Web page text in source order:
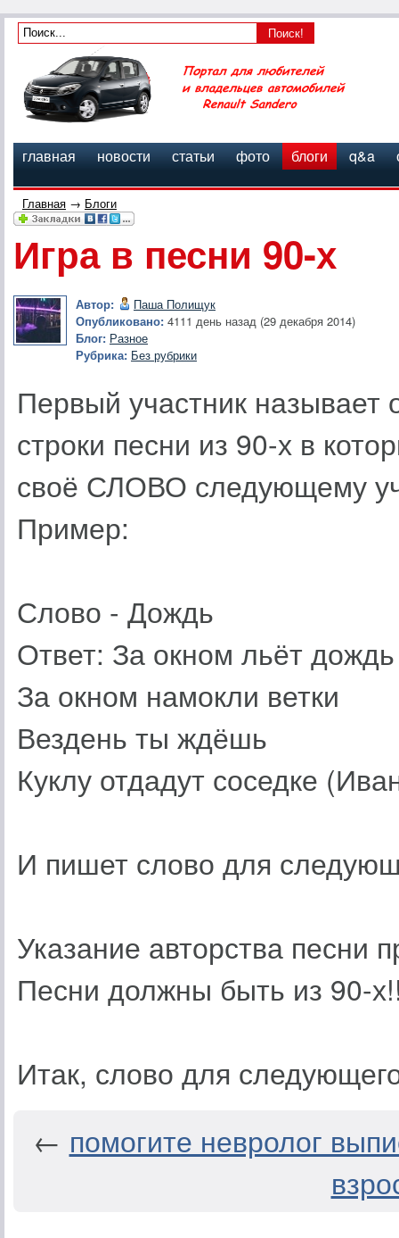
главная новости статьи фото блоги q&a
Главная → Блоги
Игра в песни 90-х
Автор:
Паша Полищук
Опубликовано: 4111 день назад (29 декабря 2014)
Блог: Разное
Рубрика: Без рубрики
Первый участник
строки песни из 90-х в
своё СЛОВО следующему
Пример:
Слово - Дождь
Ответ: За окном льёт дождь
За окном намокли ветки
Вездень ты ждёшь
Куклу отдадут соседке
И пишет слово для
Указание авторства песни
Песни должны быть из 90-
Итак, слово для
← помогите невролог